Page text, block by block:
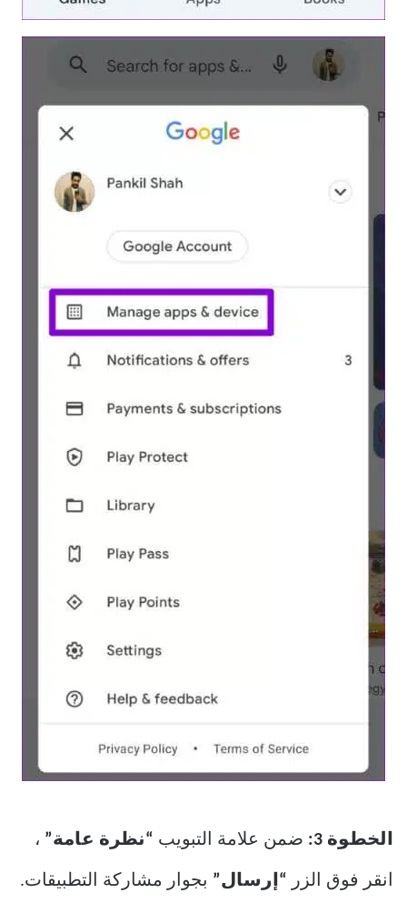
الخطوة 3: ضمن علامة التبويب “نظرة عامة” ،
انقر فوق الزر “إرسال” بجوار مشاركة التطبيقات.